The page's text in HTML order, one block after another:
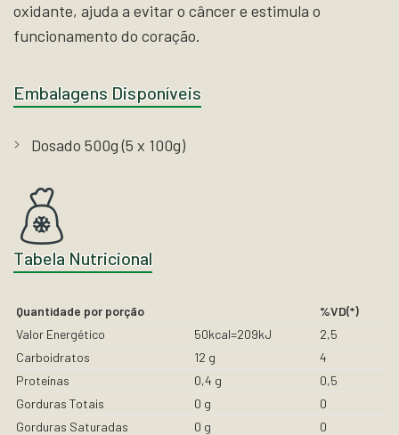
oxidante, ajuda a evitar o câncer e estimula o
funcionamento do coração.
Embalagens Disponíveis
Dosado 500g (5 x 100g)
Tabela Nutricional
Quantidade por porção
%VD(*)
Valor Energético
50kcal=209kJ
2,5
Carboidratos
12 g
4
Proteínas
0,4 g
0,5
Gorduras Totais
0 g
0
Gorduras Saturadas
0 g
0